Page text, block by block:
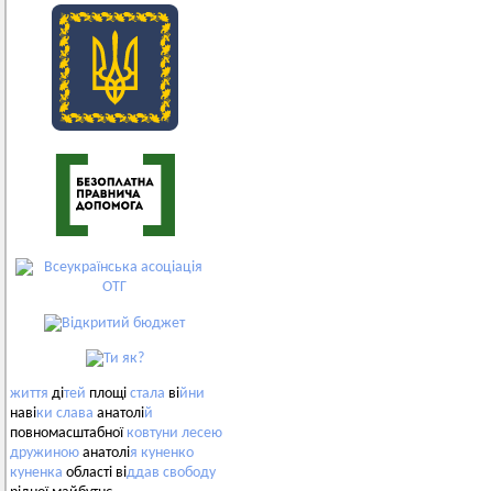
життя дітей площі стала війни
навіки слава анатолій
повномасштабної ковтуни лесею
дружиною анатолія куненко
куненка області віддав свободу